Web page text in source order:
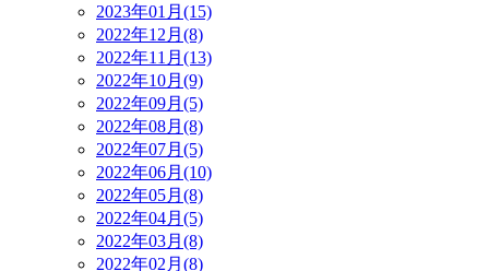
2023年01月(15)
2022年12月(8)
2022年11月(13)
2022年10月(9)
2022年09月(5)
2022年08月(8)
2022年07月(5)
2022年06月(10)
2022年05月(8)
2022年04月(5)
2022年03月(8)
2022年02月(8)